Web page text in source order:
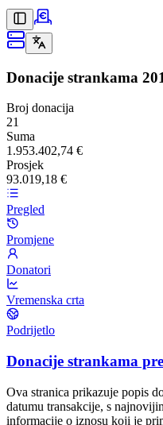
Donacije strankama
Broj donacija
21
Suma
1.953.402,74 €
Prosjek
93.019,18 €
Pregled
Promjene
Donatori
Vremenska crta
Podrijetlo
Donacije strankama
Ova stranica prikazuje popis
datumu transakcije, s
informacije o iznosu koji je